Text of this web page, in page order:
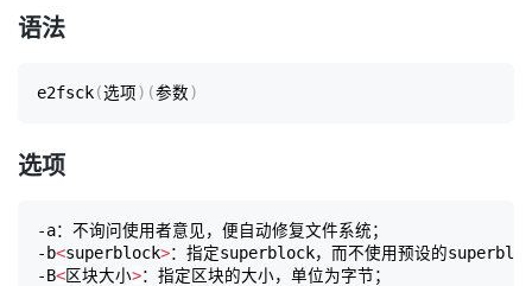
语法
e2fsck(选项) (参数)
选项
-a：不询问使用者意见，便自动修复文件系统；
-b<superblock>：指定superblock，而不使用预设的
-B<区块大小>：指定区块的大小，单位为字节；